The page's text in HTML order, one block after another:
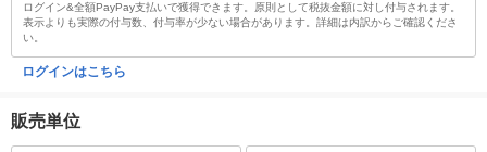
ログイン&全額PayPay支払いで獲得できます。原則として税抜金額に対し付与されます。
表示よりも実際の付与数、付与率が少ない場合があります。詳細は内訳からご確認くださ
い。
ログインはこちら
販売単位